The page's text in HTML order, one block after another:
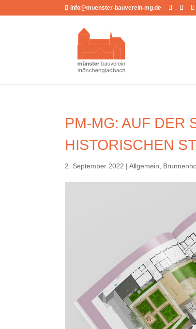
info@muenster-bauverein-mg.de
PM-MG: AUF DER
HISTORISCHEN
2. September 2022 |Allgemein